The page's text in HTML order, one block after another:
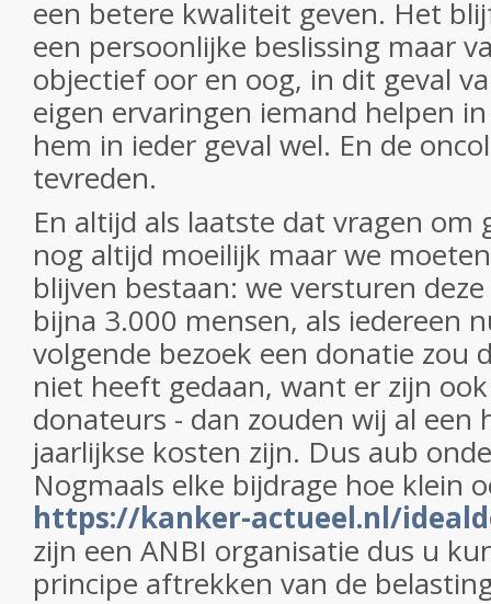
een betere kwaliteit geven. Het
een persoonlijke beslissing maar
objectief oor en oog, in dit geval
eigen ervaringen iemand helpen
hem in ieder geval wel. En de
tevreden.
En altijd als laatste dat vragen om
nog altijd moeilijk maar we
blijven bestaan: we versturen
bijna 3.000 mensen, als iedereen
volgende bezoek een donatie zou
niet heeft gedaan, want er zijn
donateurs - dan zouden wij al een
jaarlijkse kosten zijn. Dus aub
Nogmaals elke bijdrage hoe klein
https://kanker-actueel.nl/
zijn een ANBI organisatie dus u
principe aftrekken van de